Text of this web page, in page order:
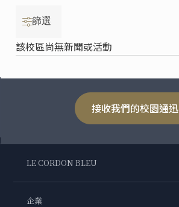
篩選
該校區尚無新聞或活動
接收我們的校園通迅
LE CORDON BLEU
企業